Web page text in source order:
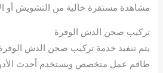
مشاهدة مستقرة خالية من التشويش أو
تركيب صحن الدش الوفرة
يتم تنفيذ خدمة تركيب صحن الدش
طاقم عمل متخصص ويستخدم أحدث